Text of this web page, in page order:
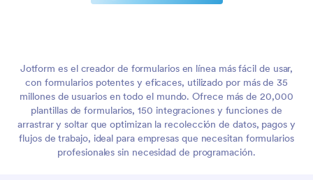
Jotform es el creador de formularios en línea más fácil de usar,
con formularios potentes y eficaces, utilizado por más de 35
millones de usuarios en todo el mundo. Ofrece más de 20,000
plantillas de formularios, 150 integraciones y funciones de
arrastrar y soltar que optimizan la recolección de datos, pagos y
flujos de trabajo, ideal para empresas que necesitan formularios
profesionales sin necesidad de programación.